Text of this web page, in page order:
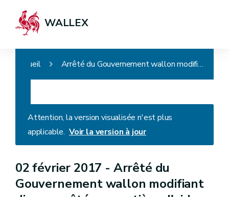
WALLEX
Accueil Arrêté du Gouvernement wallon modifiant divers arrêtés en matière d'aides agricoles
Attention, la version visualisée n'est plus
applicable. Voir la version à jour
02 février 2017 - Arrêté du
Gouvernement wallon modifiant